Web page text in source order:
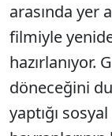
arasında yer
filmiyle
hazırlanıyor.
döneceğini
yaptığı